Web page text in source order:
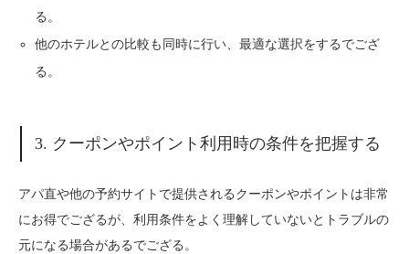
る。
他のホテルとの比較も同時に行い、最適な選択をするでござ
る。
3. クーポンやポイント利用時の条件を把握する
アパ直や他の予約サイトで提供されるクーポンやポイントは非常
にお得でござるが、利用条件をよく理解していないとトラブルの
元になる場合があるでござる。